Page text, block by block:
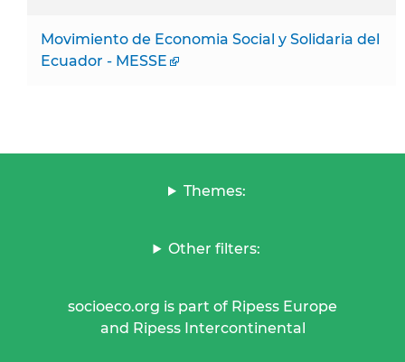
Movimiento de Economia Social y Solidaria del
Ecuador - MESSE
Themes:
Other filters:
socioeco.org is part of Ripess Europe
and Ripess Intercontinental